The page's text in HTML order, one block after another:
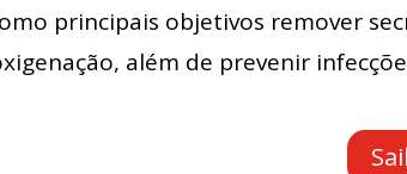
principais objetivos remover
além de prevenir